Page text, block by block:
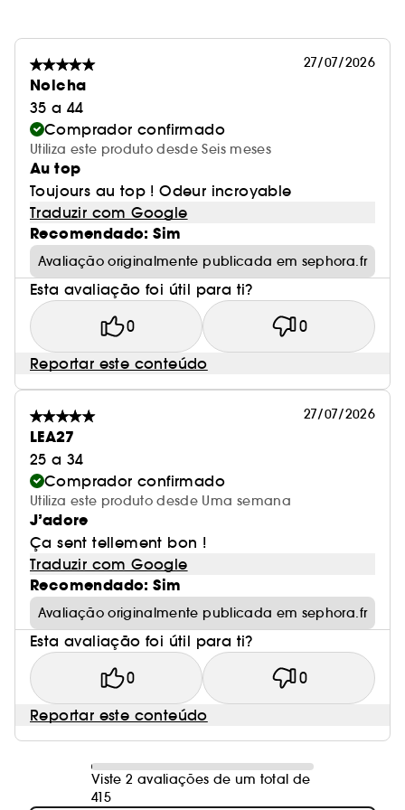
Resultados clínicos(1):
Após uma semana
- 96% dos participantes relataram uma pele
mais lisa
Após 2 semanas
- 100% dos participantes com pele seca
relataram uma pele mais brilhante
- 90% dos participantes com queratose pilaris
relataram melhoria da textura da pele
(1) Estudo realizado num laboratório
independente com 133 consumidores. Os
participantes testaram uma vez por dia um
creme corporal, sem marca visível, com
embalagens genéricas.
Vegan, não testado em animais, de fontes
sustentáveis, embalagens recicláveis.
Produtos fabricados com ingredientes de
origem natural.
27/07/2026
Nolcha
35 a 44
Comprador confirmado
Utiliza este produto desde Seis meses
Au top
Toujours au top ! Odeur incroyable
Traduzir com Google
Recomendado: Sim
Avaliação originalmente publicada em sephora.fr
Esta avaliação foi útil para ti?
0 0
Reportar este conteúdo
27/07/2026
LEA27
25 a 34
Comprador confirmado
Utiliza este produto desde Uma semana
J’adore
Ça sent tellement bon !
Traduzir com Google
Recomendado: Sim
Avaliação originalmente publicada em sephora.fr
Esta avaliação foi útil para ti?
0 0
Reportar este conteúdo
Viste 2 avaliações de um total de
415